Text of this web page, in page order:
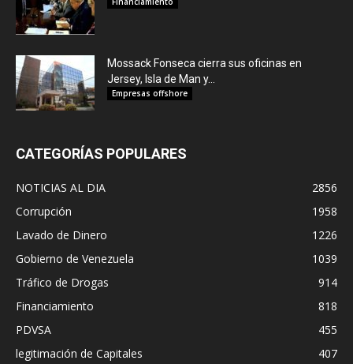
Mossack Fonseca cierra sus oficinas en
Jersey, Isla de Man y...
Empresas offshore
CATEGORÍAS POPULARES
NOTICIAS AL DIA
2856
Corrupción
1958
Lavado de Dinero
1226
Gobierno de Venezuela
1039
Tráfico de Drogas
914
Financiamiento
818
PDVSA
455
legitimación de Capitales
407